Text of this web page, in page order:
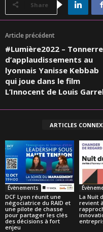
Share
Article précédent
#Lumière2022 – Tonnerre
d’applaudissements au
lyonnais Yanisse Kebbab
qui joue dans le film
L’Innocent de Louis
ARTICLES
Évènements
DCF Lyon réunit une
négociatrice du RAID et
une pilote de chasse
pour partager les clés
des décisions à fort
enjeu
La Nuit
revient